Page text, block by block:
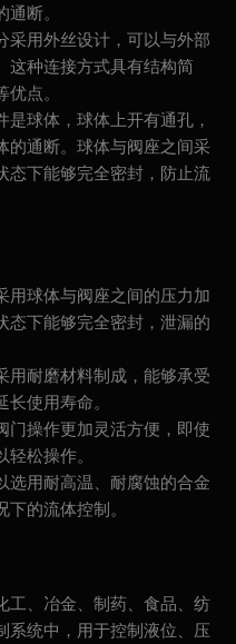
断。
采用外丝设计，可以与外部
这种连接方式具有结构简
点。
是球体，球体上开有通孔，
的通断。球体与阀座之间采
态下能够完全密封，防止流
用球体与阀座之间的压力加
态下能够完全密封，泄漏的
用耐磨材料制成，能够承受
使用寿命。
门操作更加灵活方便，即使
松操作。
选用耐高温、耐腐蚀的合金
的流体控制。
工、冶金、制药、食品、纺
系统中，用于控制液位、压